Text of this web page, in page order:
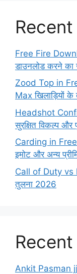
Free Fire
डाउनलोड करने का
Zood Top in
Max खिलाड़ियों के
Headshot
सुरक्षित विकल्प और
Carding in Free
इमोट और अन्य
Call of Duty vs
तुलना 2026
Ankit Pasman jj